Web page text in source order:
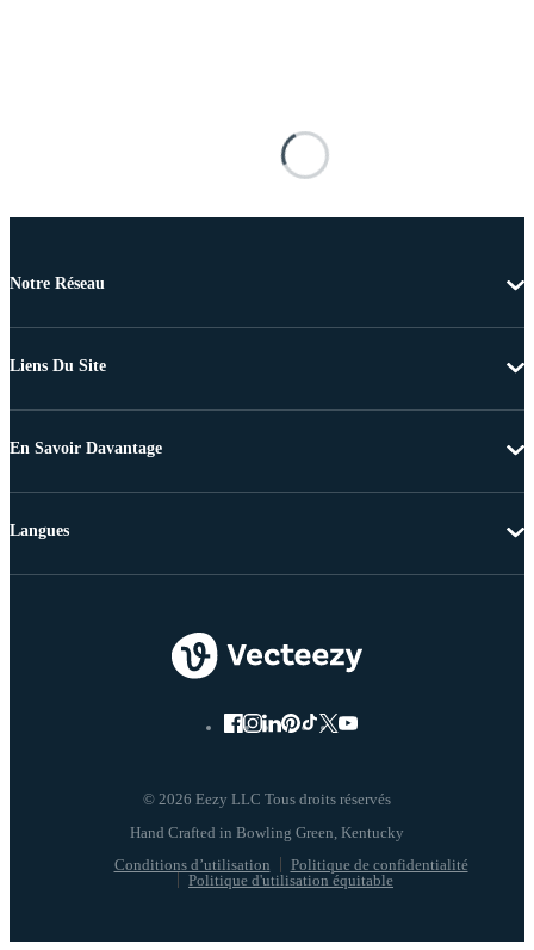
Notre Réseau
Liens Du Site
En Savoir Davantage
© 2026 Eezy LLC Tous droits réservés
Conditions d’utilisation
Politique de confidentialité
Politique d'utilisation équitable
Langues